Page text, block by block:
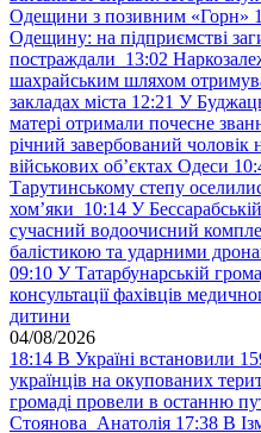
Одещини з позивним «Горн»
Одещину: на підприємстві
постраждали 13:02
шахрайським шляхом
закладах міста 12:21 У
матері отримали почесне
річний завербований чоловік
військових обʼєктах Одеси
Тарутинському степу
хом’яки 10:14 У
сучасний водоочисний
балістикою та ударними
09:10 У Татарбунарській
консультації фахівців
дитини
04/08/2026
18:14 В Україні встановили
українців на окупованих
громаді провели в останню
Стоянова Анатолія 17:38 В